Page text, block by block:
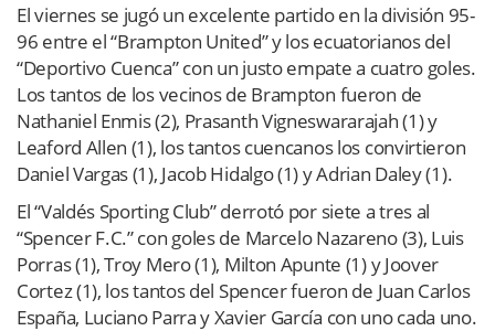
El viernes se jugó un excelente partido en la división 95-
96 entre el “Brampton United” y los ecuatorianos del
“Deportivo Cuenca” con un justo empate a cuatro goles.
Los tantos de los vecinos de Brampton fueron de
Nathaniel Enmis (2), Prasanth Vigneswararajah (1) y
Leaford Allen (1), los tantos cuencanos los convirtieron
Daniel Vargas (1), Jacob Hidalgo (1) y Adrian Daley (1).
El “Valdés Sporting Club” derrotó por siete a tres al
“Spencer F.C.” con goles de Marcelo Nazareno (3), Luis
Porras (1), Troy Mero (1), Milton Apunte (1) y Joover
Cortez (1), los tantos del Spencer fueron de Juan Carlos
España, Luciano Parra y Xavier García con uno cada uno.